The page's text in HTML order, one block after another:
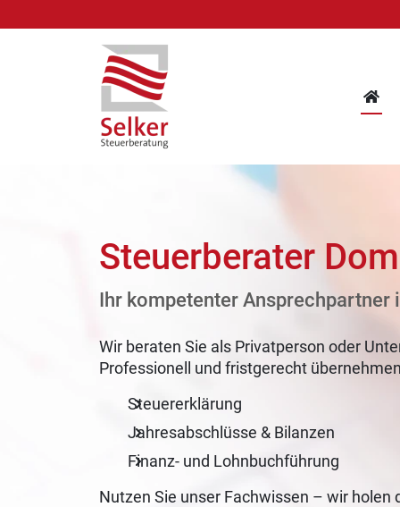
Steuerberater
Ihr kompetenter Ansprechpartner
Wir beraten Sie als Privatperson oder
Professionell und fristgerecht
Steuererklärung
Jahresabschlüsse & Bilanzen
Finanz- und Lohnbuchführung
Nutzen Sie unser Fachwissen – wir holen